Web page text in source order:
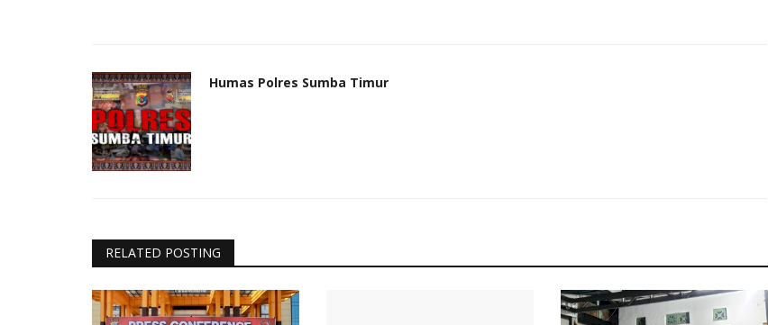
Humas Polres Sumba Timur
RELATED POSTING